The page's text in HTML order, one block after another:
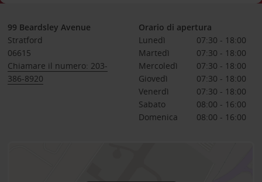
99 Beardsley Avenue
Stratford
06615
Chiamare il numero: 203-
386-8920
Orario di apertura
Lunedì
07:30 - 18:00
Martedì
07:30 - 18:00
Mercoledì
07:30 - 18:00
Giovedì
07:30 - 18:00
Venerdì
07:30 - 18:00
Sabato
08:00 - 16:00
Domenica
08:00 - 16:00